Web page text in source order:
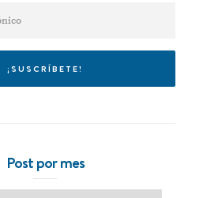
Post por mes